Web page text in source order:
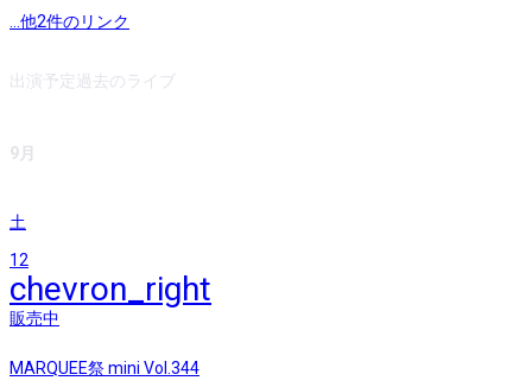
...他2件のリンク
出演予定 過去のライブ
9月
土
12
chevron_right
販売中
MARQUEE祭 mini Vol.344